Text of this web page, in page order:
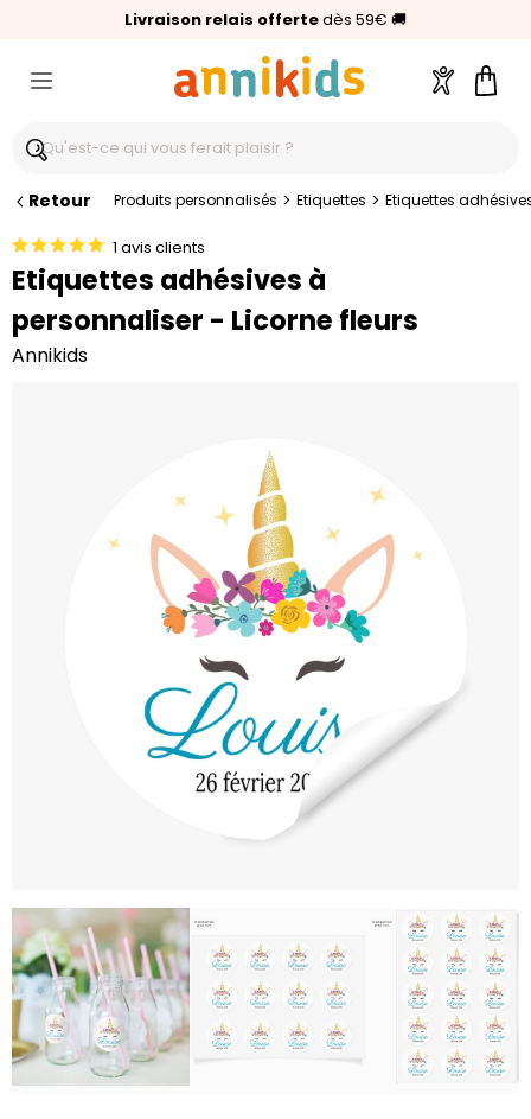
Livraison relais offertedès 59€ 🚚
🥇Palmarès Capital 2025 :Annikids N°1
⭐⭐⭐⭐⭐4,6/5(24 000 avis clients)
Compte
Retour Produits personnalisés > Etiquettes > Etiquettes
1 avis clients
Etiquettes adhésives à
personnaliser - Licorne fleurs
Annikids